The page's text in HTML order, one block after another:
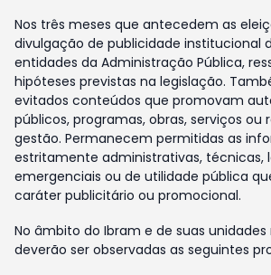
Nos três meses que antecedem as
divulgação de publicidade institucional
entidades da Administração Pública,
hipóteses previstas na legislação.
evitados conteúdos que promovam
públicos, programas, obras, serviços ou
gestão. Permanecem permitidas as
estritamente administrativas, técnicas,
emergenciais ou de utilidade pública
caráter publicitário ou promocional.
No âmbito do Ibram e de suas
deverão ser observadas as seguintes